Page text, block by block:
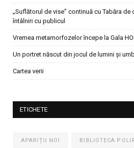
„Suflătorul de vise” continuă cu Tabăra
întâlniri cu publicul
Vremea metamorfozelor începe la Gala
Un portret născut din jocul de lumini și
Cartea verii
ETICHETE
APARIȚII NOI BIBLIOTECA